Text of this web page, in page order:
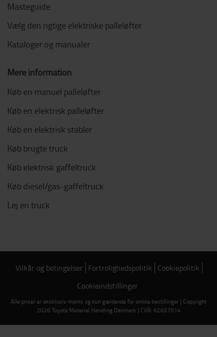
Masteguide
Vælg den rigtige elektriske palleløfter
Kataloger og manualer
Mere information
Køb en manuel palleløfter
Køb en elektrisk palleløfter
Køb en elektrisk stabler
Køb brugte truck
Køb elektrisk gaffeltruck
Køb diesel/gas-gaffeltruck
Lej en truck
Vilkår og betingelser Fortrolighedspolitik Cookiepolitik
Cookieindstillinger
Alle priser er eksklusiv moms og kun gældende for online bestillinger | Copyright
2026 Toyota Material Handling Danmark | CVR: 62657014